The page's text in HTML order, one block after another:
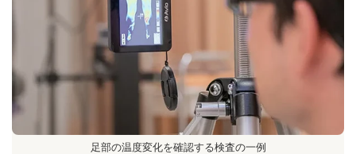
足部の温度変化を確認する検査の一例